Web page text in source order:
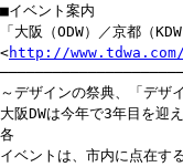
■イベント案内
「大阪（ODW）／京都（
<http://
～デザインの祭典、「デザ
大阪DWは今年で3年目を迎
各
イベントは、市内に点在す